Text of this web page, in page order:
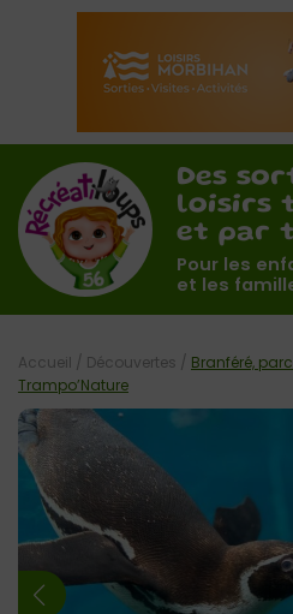
Des
loisirs
et par
Pour les
et les
Accueil / Découvertes / Branféré,
Trampo’Nature